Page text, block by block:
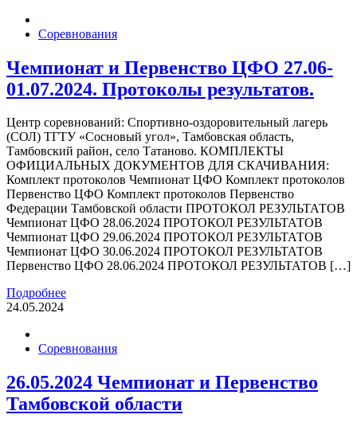
Соревнования
Чемпионат и Первенство ЦФО 27.06-
01.07.2024. Протоколы результатов.
Центр соревнований: Спортивно-оздоровительный лагерь
(СОЛ) ТГТУ «Сосновый угол», Тамбовская область,
Тамбовский район, село Татаново. КОМПЛЕКТЫ
ОФИЦИАЛЬНЫХ ДОКУМЕНТОВ ДЛЯ СКАЧИВАНИЯ:
Комплект протоколов Чемпионат ЦФО Комплект протоколов
Первенство ЦФО Комплект протоколов Первенство
Федерации Тамбовской области ПРОТОКОЛ РЕЗУЛЬТАТОВ
Чемпионат ЦФО 28.06.2024 ПРОТОКОЛ РЕЗУЛЬТАТОВ
Чемпионат ЦФО 29.06.2024 ПРОТОКОЛ РЕЗУЛЬТАТОВ
Чемпионат ЦФО 30.06.2024 ПРОТОКОЛ РЕЗУЛЬТАТОВ
Первенство ЦФО 28.06.2024 ПРОТОКОЛ РЕЗУЛЬТАТОВ […]
Подробнее
24.05.2024
Соревнования
26.05.2024 Чемпионат и Первенство
Тамбовской области